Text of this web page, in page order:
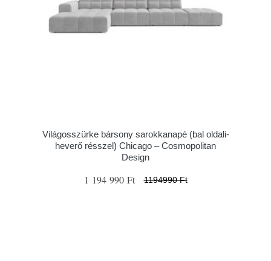
Világosszürke bársony sarokkanapé (bal oldali-
heverő résszel) Chicago – Cosmopolitan
Design
1 194 990 Ft 1194990 Ft